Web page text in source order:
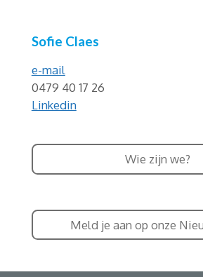
Sofie Claes
e-mail
0479 40 17 26
Linkedin
Wie zijn we?
Meld je aan op onze